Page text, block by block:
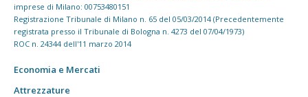
imprese di Milano: 00753480151
Registrazione Tribunale di Milano n. 65 del 05/03/2014 (Precedentemente
registrata presso il Tribunale di Bologna n. 4273 del 07/04/1973)
ROC n. 24344 dell'11 marzo 2014
Economia e Mercati
Attrezzature